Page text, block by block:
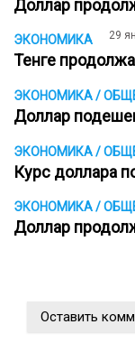
Доллар
ЭКОНОМИКА 29
Тенге
ЭКОНОМИКА /
Доллар
ЭКОНОМИКА /
Курс доллара
ЭКОНОМИКА /
Доллар
Оставить